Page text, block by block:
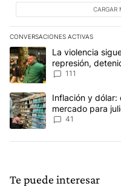
CARGAR
CONVERSACIONES ACTIVAS
Este listado muestra los
Un artículo de tendencia
La violencia
represión,
111
Un artículo de tendencia
Inflación y dólar:
mercado para
41